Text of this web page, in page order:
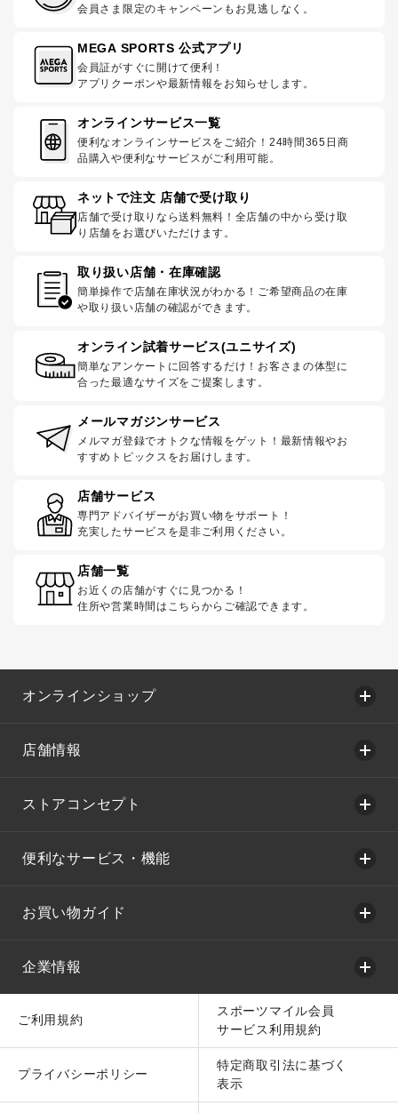
会員さま限定のキャンペーンもお見逃しなく。
MEGA SPORTS 公式アプリ
会員証がすぐに開けて便利！
アプリクーポンや最新情報をお知らせします。
オンラインサービス一覧
便利なオンラインサービスをご紹介！24時間365日商
品購入や便利なサービスがご利用可能。
ネットで注文 店舗で受け取り
店舗で受け取りなら送料無料！全店舗の中から受け取
り店舗をお選びいただけます。
取り扱い店舗・在庫確認
簡単操作で店舗在庫状況がわかる！ご希望商品の在庫
や取り扱い店舗の確認ができます。
オンライン試着サービス(ユニサイズ)
簡単なアンケートに回答するだけ！お客さまの体型に
合った最適なサイズをご提案します。
メールマガジンサービス
メルマガ登録でオトクな情報をゲット！最新情報やお
すすめトピックスをお届けします。
店舗サービス
専門アドバイザーがお買い物をサポート！
充実したサービスを是非ご利用ください。
店舗一覧
お近くの店舗がすぐに見つかる！
住所や営業時間はこちらからご確認できます。
オンラインショップ
店舗情報
ストアコンセプト
便利なサービス・機能
お買い物ガイド
企業情報
ご利用規約
スポーツマイル会員
サービス利用規約
プライバシーポリシー
特定商取引法に基づく
表示